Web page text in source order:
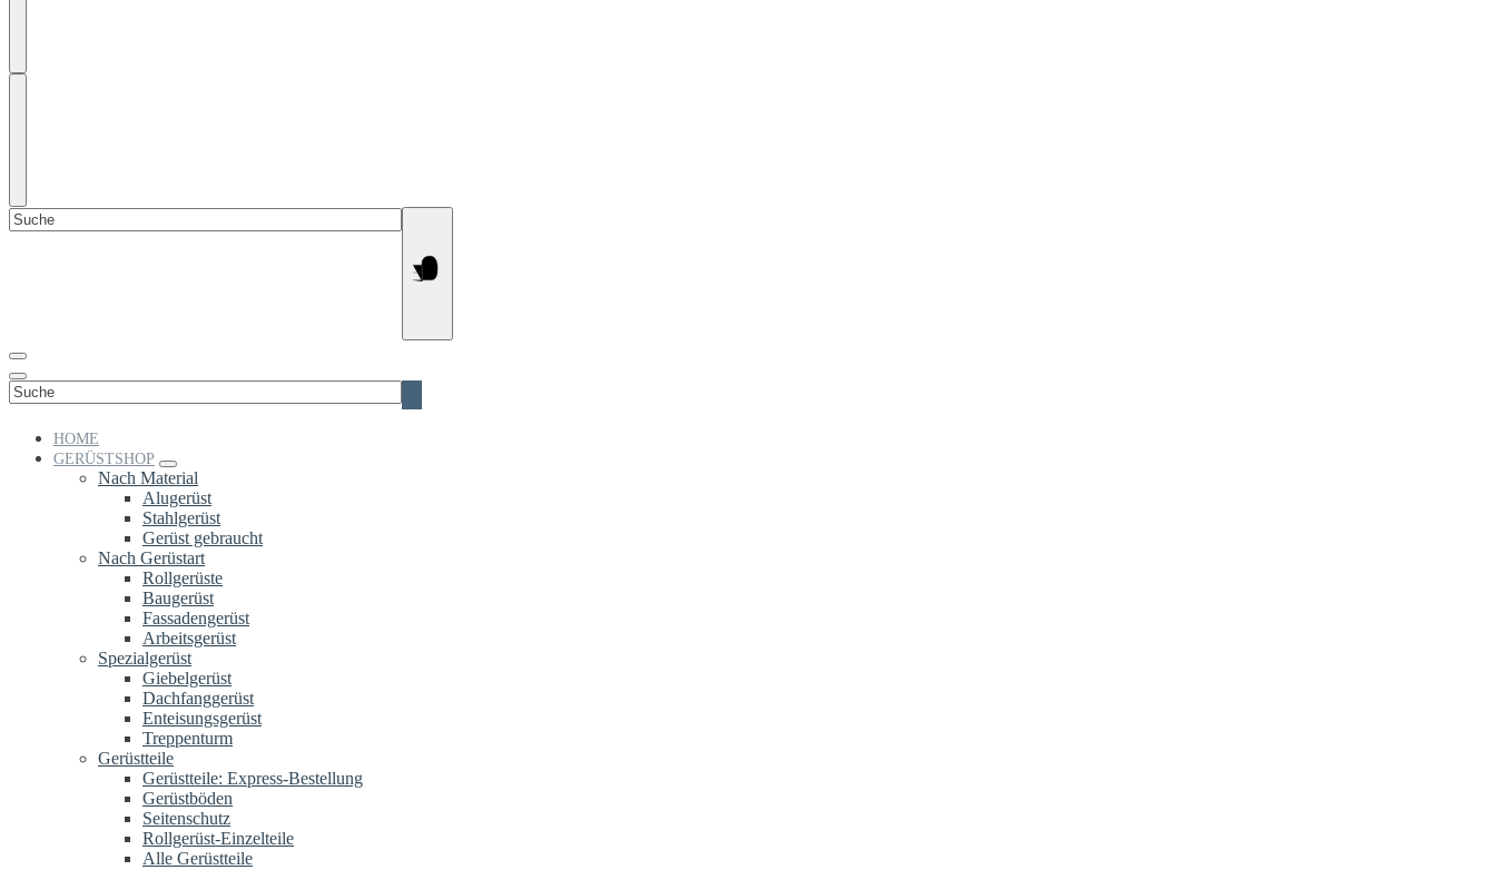
Suchen
nach:
nach:
HOME
GERÜSTSHOP
Nach Material
Alugerüst
Stahlgerüst
Gerüst gebraucht
Nach Gerüstart
Rollgerüste
Baugerüst
Fassadengerüst
Arbeitsgerüst
Spezialgerüst
Giebelgerüst
Dachfanggerüst
Enteisungsgerüst
Treppenturm
Gerüstteile
Gerüstteile: Express-Bestellung
Gerüstböden
Seitenschutz
Rollgerüst-Einzelteile
Alle Gerüstteile